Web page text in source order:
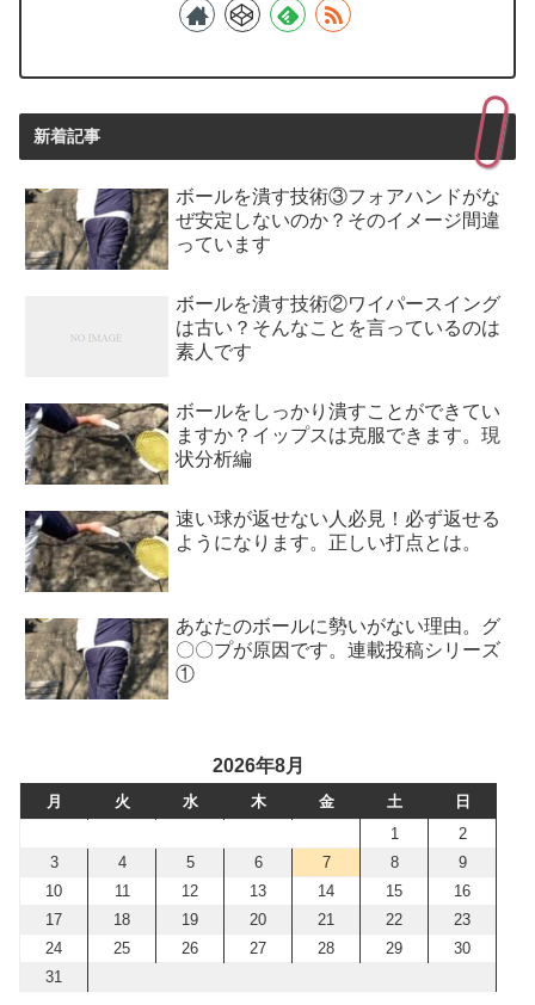
新着記事
ボールを潰す技術③フォアハンドがな
ぜ安定しないのか？そのイメージ間違
っています
ボールを潰す技術②ワイパースイング
は古い？そんなことを言っているのは
素人です
ボールをしっかり潰すことができてい
ますか？イップスは克服できます。現
状分析編
速い球が返せない人必見！必ず返せる
ようになります。正しい打点とは。
あなたのボールに勢いがない理由。グ
〇〇プが原因です。連載投稿シリーズ
①
2026年8月
月 火 水 木 金 土
日
1
2
3
4 5 6 7 8
9
10
11 12 13 14 15
16
17
18 19 20 21 22
23
24
25 26 27 28 29
30
31